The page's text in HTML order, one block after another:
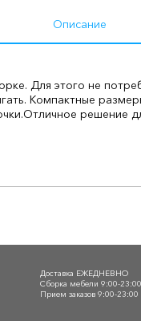
Описание
Для этого не
Компактные
Отличное решение
Доставка ЕЖЕДНЕВНО
Сборка мебели 9:00-23:00
Прием заказов 9:00-23:00